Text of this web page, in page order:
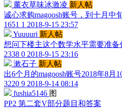
薰衣草味冰激凌 新人帖
诚心求购magoosh账号，到十月中
1651 1 2018-9-15 23:57
Yuuuuri 新人帖
想问下楼主这个数学水平需要准备
2338 0 2018-9-15 23:16
漱石子 新人帖
出6个月的magoosh账号2018年8月
3220 9 2018-9-14 08:14
fushia5146 图
PP2 第二套V部分题目和答案